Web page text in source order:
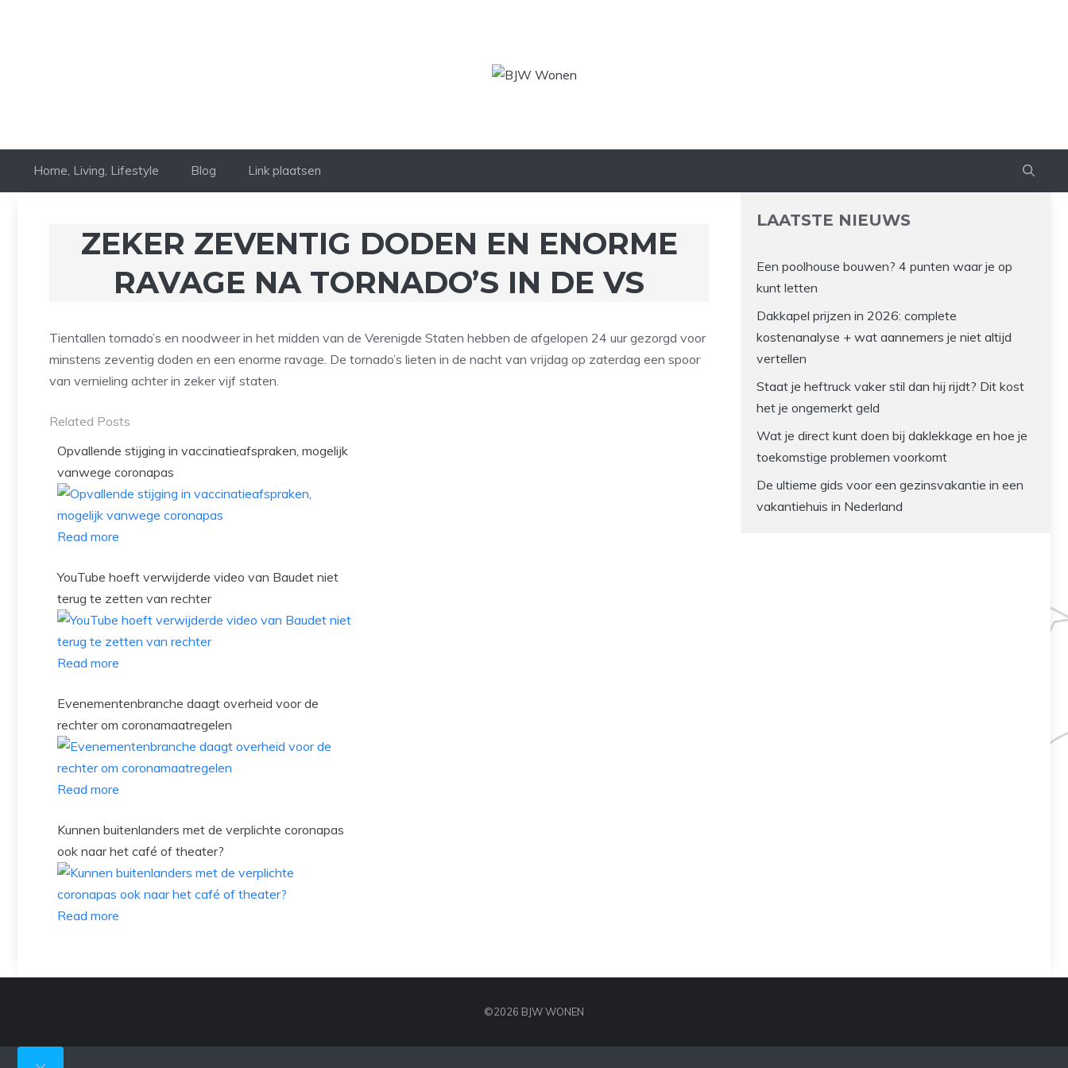
Home, Living, Lifestyle Blog Link plaatsen
ZEKER ZEVENTIG DODEN EN ENORME
RAVAGE NA TORNADO’S IN DE VS
Tientallen tornado’s en noodweer in het midden van de Verenigde Staten hebben de afgelopen 24 uur gezorgd voor
minstens zeventig doden en een enorme ravage. De tornado’s lieten in de nacht van vrijdag op zaterdag een spoor
van vernieling achter in zeker vijf staten.
Related Posts
Opvallende stijging in vaccinatieafspraken, mogelijk
vanwege coronapas
Read more
YouTube hoeft verwijderde video van Baudet niet
terug te zetten van rechter
Read more
Evenementenbranche daagt overheid voor de
rechter om coronamaatregelen
Read more
Kunnen buitenlanders met de verplichte coronapas
ook naar het café of theater?
Read more
LAATSTE NIEUWS
Een poolhouse bouwen? 4 punten waar je op
kunt letten
Dakkapel prijzen in 2026: complete
kostenanalyse + wat aannemers je niet altijd
vertellen
Staat je heftruck vaker stil dan hij rijdt? Dit kost
het je ongemerkt geld
Wat je direct kunt doen bij daklekkage en hoe je
toekomstige problemen voorkomt
De ultieme gids voor een gezinsvakantie in een
vakantiehuis in Nederland
©2026 BJW WONEN